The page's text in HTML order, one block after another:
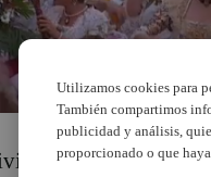
en dos fases.
Utilizamos cookies para
También compartimos
publicidad y análisis,
proporcionado o que